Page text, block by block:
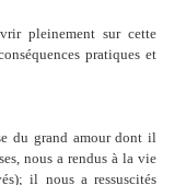
pleinement sur cette
pratiques et
du grand amour dont il
nous a rendus à la vie
il nous a ressuscités